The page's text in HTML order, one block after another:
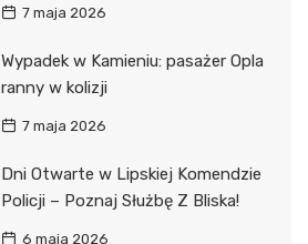
7 maja 2026
Wypadek w Kamieniu: pasażer Opla
ranny w kolizji
7 maja 2026
Dni Otwarte w Lipskiej Komendzie
Policji – Poznaj Służbę Z Bliska!
6 maja 2026